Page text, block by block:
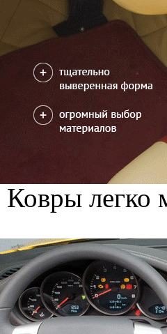
Ковры легко